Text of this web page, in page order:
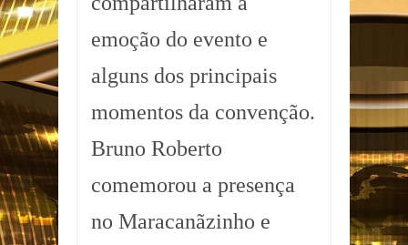
emoção do evento e
alguns dos principais
momentos da convenção.
Bruno Roberto
comemorou a presença
no Maracanãzinho e